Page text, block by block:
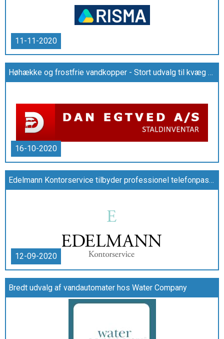
11-11-2020
Høhække og frostfrie vandkopper - Stort udvalg til kvæg og landbrug
16-10-2020
Edelmann Kontorservice tilbyder professionel telefonpasning og receptionistservice
12-09-2020
Bredt udvalg af vandautomater hos Water Company